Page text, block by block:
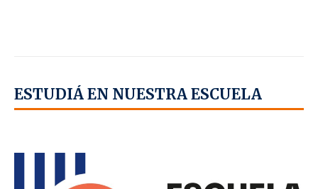
ESTUDIÁ EN NUESTRA ESCUELA